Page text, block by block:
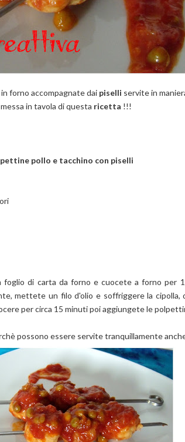
forno accompagnate dai piselli servite in
in tavola di questa ricetta !!!
pollo e tacchino con piselli
di carta da forno e cuocete a forno per
mettete un filo d'olio e soffriggere la cipolla,
per circa 15 minuti poi aggiungete le
possono essere servite tranquillamente